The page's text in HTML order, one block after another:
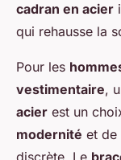
cadran en acier
qui rehausse la
Pour les
vestimentaire,
acier est un
modernité et de